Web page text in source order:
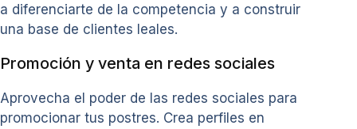
a diferenciarte de la competencia y a construir
una base de clientes leales.
Promoción y venta en redes sociales
Aprovecha el poder de las redes sociales para
promocionar tus postres. Crea perfiles en